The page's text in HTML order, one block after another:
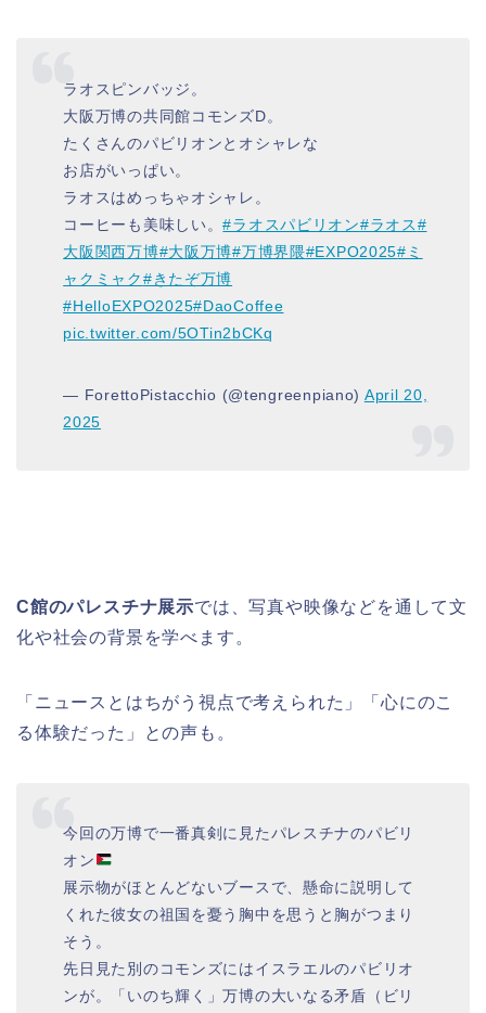
ラオスピンバッジ。
大阪万博の共同館コモンズD。
たくさんのパビリオンとオシャレな
お店がいっぱい。
ラオスはめっちゃオシャレ。
コーヒーも美味しい。#ラオスパビリオン#ラオス#
大阪関西万博#大阪万博#万博界隈#EXPO2025#ミ
ャクミャク#きたぞ万博
#HelloEXPO2025#DaoCoffee
pic.twitter.com/5OTin2bCKq
— ForettoPistacchio (@tengreenpiano) April 20,
2025
C館のパレスチナ展示では、写真や映像などを通して文
化や社会の背景を学べます。
「ニュースとはちがう視点で考えられた」「心にのこ
る体験だった」との声も。
今回の万博で一番真剣に見たパレスチナのパビリ
オン
展示物がほとんどないブースで、懸命に説明して
くれた彼女の祖国を憂う胸中を思うと胸がつまり
そう。
先日見た別のコモンズにはイスラエルのパビリオ
ンが。「いのち輝く」万博の大いなる矛盾（ビリ